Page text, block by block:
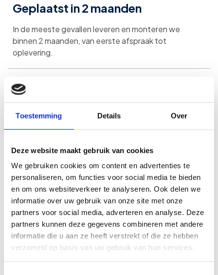
Toestemming Details Over
Deze website maakt gebruik van cookies
We gebruiken cookies om content en advertenties te
personaliseren, om functies voor social media te bieden
en om ons websiteverkeer te analyseren. Ook delen we
informatie over uw gebruik van onze site met onze
partners voor social media, adverteren en analyse. Deze
partners kunnen deze gegevens combineren met andere
informatie die u aan ze heeft verstrekt of die ze hebben
verzameld op basis van uw gebruik van hun services.
8
9
1
8
9
5
6
7
8
9
5
7
8
9
1
2
4
5
6
7
8
1
2
4
6
7
8
Geplaatst in 2 maanden
In de meeste gevallen leveren en monteren we
binnen 2 maanden, van eerste afspraak tot
oplevering.